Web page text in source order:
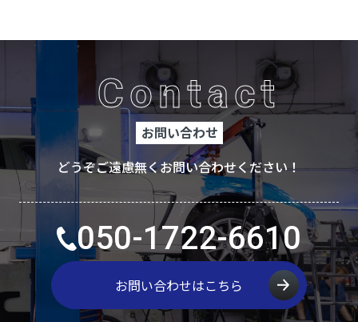
Contact
お問い合わせ
どうぞご遠慮無くお問い合わせください！
050-1722-6610
お問い合わせはこちら